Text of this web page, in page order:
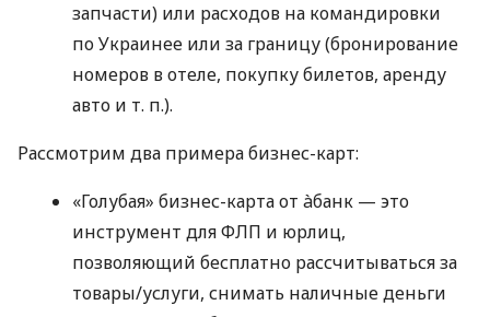
запчасти) или расходов на командировки
по Украинее или за границу (бронирование
номеров в отеле, покупку билетов, аренду
авто и т. п.).
Рассмотрим два примера бизнес-карт:
«Голубая» бизнес-карта от àбанк — это
инструмент для ФЛП и юрлиц,
позволяющий бесплатно рассчитываться за
товары/услуги, снимать наличные деньги